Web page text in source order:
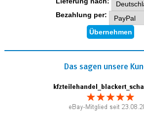
Bezahlung per:
Das sagen unsere